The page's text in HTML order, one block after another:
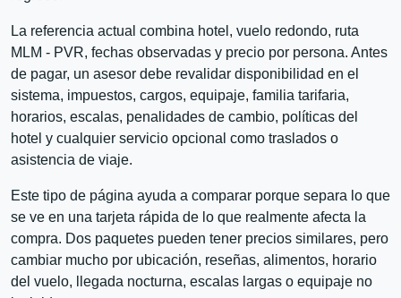
La referencia actual combina hotel, vuelo redondo, ruta
MLM - PVR, fechas observadas y precio por persona. Antes
de pagar, un asesor debe revalidar disponibilidad en el
sistema, impuestos, cargos, equipaje, familia tarifaria,
horarios, escalas, penalidades de cambio, políticas del
hotel y cualquier servicio opcional como traslados o
asistencia de viaje.
Este tipo de página ayuda a comparar porque separa lo que
se ve en una tarjeta rápida de lo que realmente afecta la
compra. Dos paquetes pueden tener precios similares, pero
cambiar mucho por ubicación, reseñas, alimentos, horario
del vuelo, llegada nocturna, escalas largas o equipaje no